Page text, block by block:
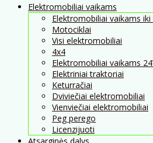
Elektromobiliai vaikams
Elektromobiliai vaikams
Motociklai
Visi elektromobiliai
4x4
Elektromobiliai vaikams
Elektriniai traktoriai
Keturračiai
Dviviečiai elektromobiliai
Vienviečiai elektromobiliai
Peg perego
Licenzijuoti
Atsarginės dalys